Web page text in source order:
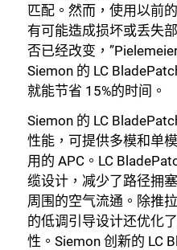
匹配。然而，使用以前
有可能造成损坏或丢失
否已经改变，
Siemon 的 LC
就能节省 15%的时间。
Siemon 的 LC
性能，可提供多模和单
用的 APC。LC
缆设计，减少了路径拥
周围的空气流通。除推
的低调引导设计还优化
性。Siemon 创新的 LC